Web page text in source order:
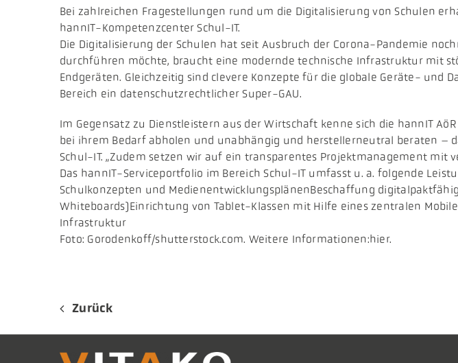
Bei zahlreichen Fragestellungen rund um die Digitalisierung von Schulen
hannIT-Kompetenzcenter Schul-IT.
Die Digitalisierung der Schulen hat seit Ausbruch der Corona-Pandemie
durchführen möchte, braucht eine modernde technische Infrastruktur mit
Endgeräten. Gleichzeitig sind clevere Konzepte für die globale Geräte- und
Bereich ein datenschutzrechtlicher Super-GAU.
Im Gegensatz zu Dienstleistern aus der Wirtschaft kenne sich die hannIT
bei ihrem Bedarf abholen und unabhängig und herstellerneutral beraten –
Schul-IT. „Zudem setzen wir auf ein transparentes Projektmanagement mit
Das hannIT-Serviceportfolio im Bereich Schul-IT umfasst u. a. folgende
Schulkonzepten und MedienentwicklungsplänenBeschaffung
Whiteboards)Einrichtung von Tablet-Klassen mit Hilfe eines zentralen
Infrastruktur
Foto: Gorodenkoff/shutterstock.com. Weitere Informationen:hier.
Zurück